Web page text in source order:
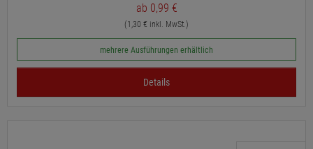
ab 0,99 €
(1,30 € inkl. MwSt.)
mehrere Ausführungen erhältlich
Details